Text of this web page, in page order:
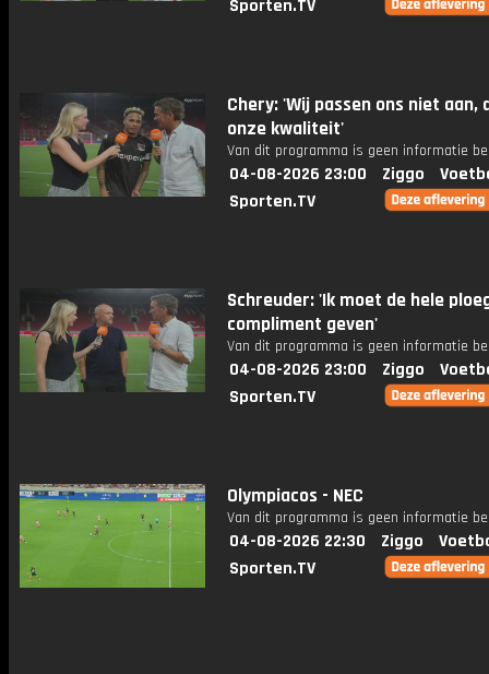
Sporten.TV
Chery: 'Wij passen ons niet aan,
onze kwaliteit'
Van dit programma is geen informatie
04-08-2026 23:00 Ziggo
Sporten.TV
Schreuder: 'Ik moet de hele
compliment geven'
Van dit programma is geen informatie
04-08-2026 23:00 Ziggo
Sporten.TV
Olympiacos - NEC
Van dit programma is geen informatie
04-08-2026 22:30 Ziggo
Sporten.TV